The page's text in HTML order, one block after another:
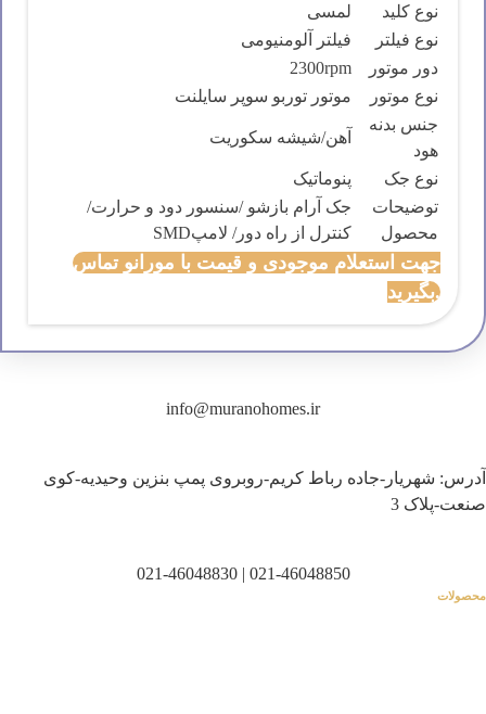
لمسی
نوع کلید
فیلتر آلومنیومی
نوع فیلتر
2300rpm
دور موتور
موتور توربو سوپر سایلنت
نوع موتور
آهن/شیشه سکوریت
جنس بدنه
هود
پنوماتیک
نوع جک
جک آرام بازشو /سنسور دود و حرارت/
کنترل از راه دور/ لامپSMD
توضیحات
محصول
جهت استعلام موجودی و قیمت با مورانو تماس
بگیرید.
info@muranohomes.ir
آدرس: شهریار-جاده رباط کریم-روبروی پمپ بنزین وحیدیه-کوی
صنعت-پلاک 3
021-46048830 | 021-46048850
محصولات